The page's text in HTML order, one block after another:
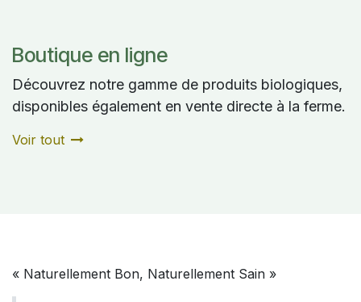
Boutique en ligne
Découvrez notre gamme de produits biologiques,
disponibles également en vente directe à la ferme.
Voir tout
« Naturellement Bon, Naturellement Sain »